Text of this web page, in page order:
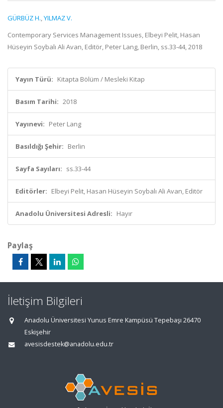
GÜRBÜZ H.,YILMAZ V.
Contemporary Services Management Issues, Elbeyi Pelit, Hasan
Hüseyin Soybalı Ali Avan, Editör, Peter Lang, Berlin, ss.33-44, 2018
Yayın Türü: Kitapta Bölüm / Mesleki Kitap
Basım Tarihi: 2018
Yayınevi: Peter Lang
Basıldığı Şehir: Berlin
Sayfa Sayıları: ss.33-44
Editörler: Elbeyi Pelit, Hasan Hüseyin Soybalı Ali Avan, Editör
Anadolu Üniversitesi Adresli: Hayır
Paylaş
İletişim Bilgileri
Anadolu Üniversitesi Yunus Emre Kampüsü Tepebaşı 26470
Eskişehir
avesisdestek@anadolu.edu.tr